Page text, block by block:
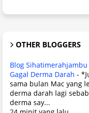
OTHER BLOGGERS
Blog Sihatimerahjambu
Gagal Derma Darah -
sama bulan Mac yang
derma darah lagi
derma say...